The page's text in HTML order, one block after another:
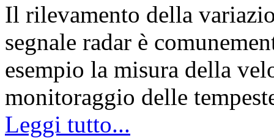
Il rilevamento della
segnale radar è
esempio la misura della
monitoraggio delle
Leggi tutto...